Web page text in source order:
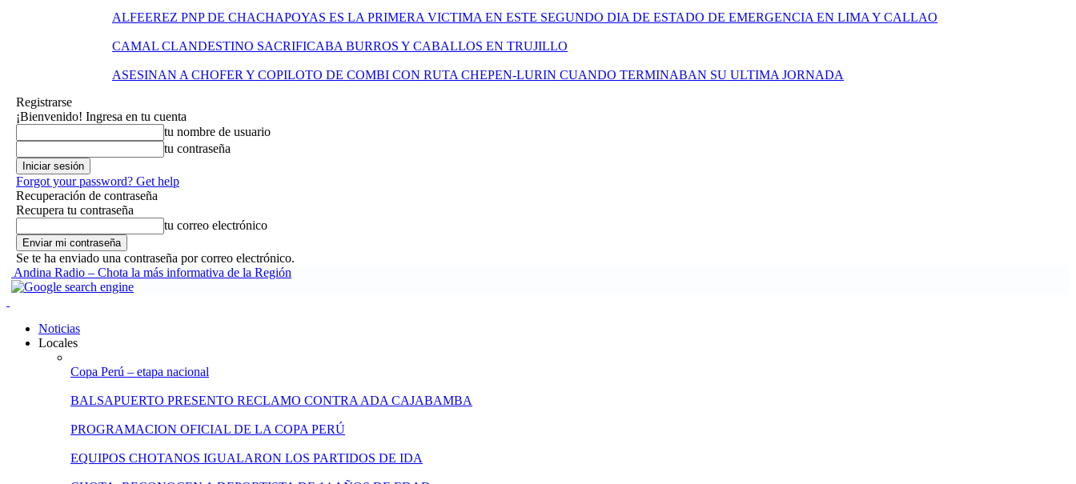
ALFEEREZ PNP DE CHACHAPOYAS ES LA PRIMERA VICTIMA EN ESTE SEGUNDO DIA DE ESTADO DE EMERGENCIA EN LIMA Y CALLAO
CAMAL CLANDESTINO SACRIFICABA BURROS Y CABALLOS EN TRUJILLO
ASESINAN A CHOFER Y COPILOTO DE COMBI CON RUTA CHEPEN-LURIN CUANDO TERMINABAN SU ULTIMA JORNADA
Registrarse
¡Bienvenido! Ingresa en tu cuenta
tu nombre de usuario
tu contraseña
Forgot your password? Get help
Recuperación de contraseña
Recupera tu contraseña
tu correo electrónico
Se te ha enviado una contraseña por correo electrónico.
Andina Radio – Chota la más informativa de la Región
Noticias
Locales
Copa Perú – etapa nacional
BALSAPUERTO PRESENTO RECLAMO CONTRA ADA CAJABAMBA
PROGRAMACION OFICIAL DE LA COPA PERÚ
EQUIPOS CHOTANOS IGUALARON LOS PARTIDOS DE IDA